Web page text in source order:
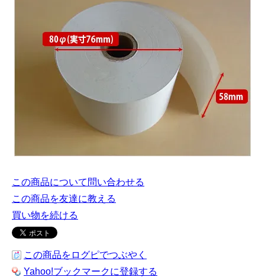
この商品について問い合わせる
この商品を友達に教える
買い物を続ける
この商品をログピでつぶやく
Yahoo!ブックマークに登録する